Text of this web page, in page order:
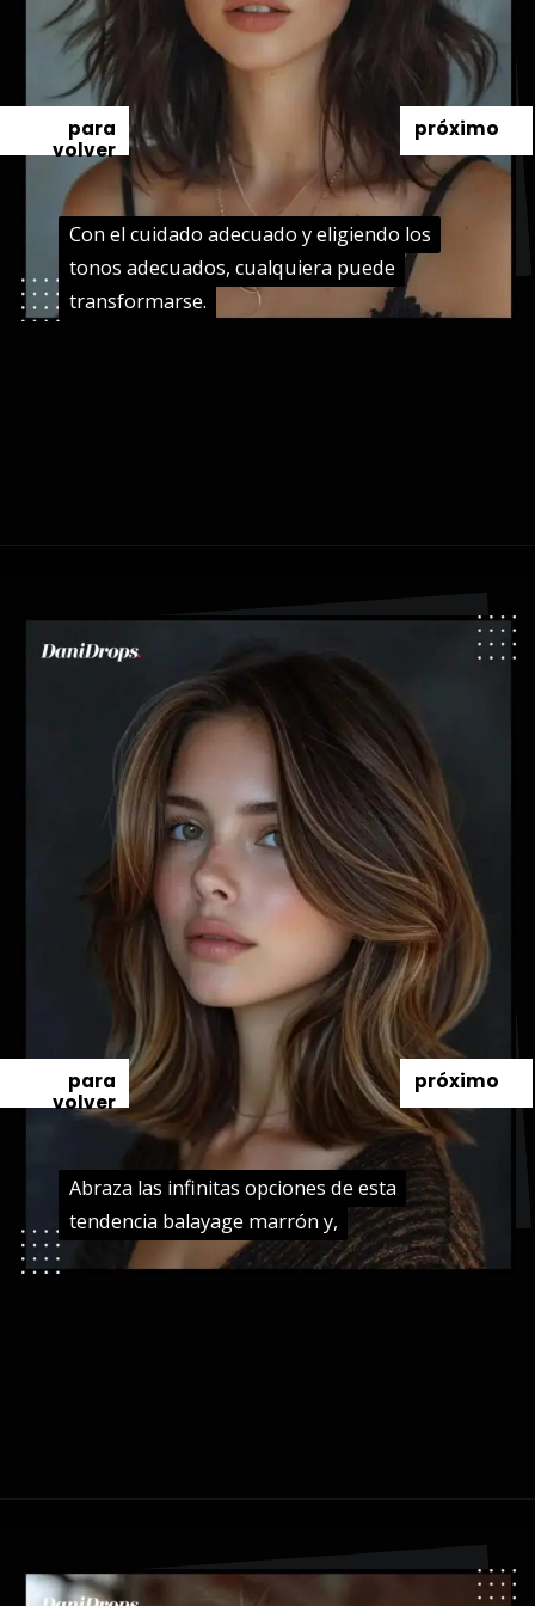
Con el cuidado adecuado y eligiendo los
tonos adecuados, cualquiera puede
transformarse.
Con el cuidado adecuado y eligiendo los
tonos adecuados, cualquiera puede
transformarse.
próximo
para
volver
Abraza las infinitas opciones de esta
tendencia balayage marrón y,
Abraza las infinitas opciones de esta
tendencia balayage marrón y,
próximo
para
volver